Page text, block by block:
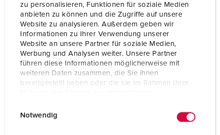
zu personalisieren, Funktionen für soziale Medien
anbieten zu können und die Zugriffe auf unsere
Website zu analysieren. Außerdem geben wir
Informationen zu Ihrer Verwendung unserer
Website an unsere Partner für soziale Medien,
Werbung und Analysen weiter. Unsere Partner
führen diese Informationen möglicherweise mit
weiteren Daten zusammen, die Sie ihnen
bereitgestellt haben oder die sie im Rahmen Ihrer
Notwendig
Shutter No
Weight 196 g
Certifications EAC